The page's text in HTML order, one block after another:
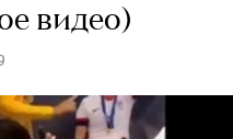
видео)